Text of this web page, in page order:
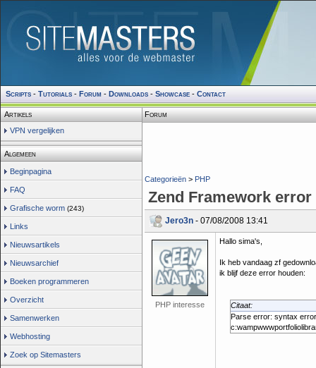
Scripts - Tutorials - Forum - Downloads - Showcase - Contact
Artikels
VPN vergelijken
Algemeen
Beginpagina
FAQ
Grafische worm (243)
Links
Nieuwsartikels
Nieuwsarchief
Boeken programmeren
Overzicht
Samenwerken
Webhosting
Zoek op Sitemasters
Forum
Categorieën > PHP
Zend Framework error
Jero3n - 07/08/2008 13:41
PHP interesse
Hallo sima's,
Ik heb vandaag zf
ik blijf deze error houden:
Citaat:
Parse error: syntax